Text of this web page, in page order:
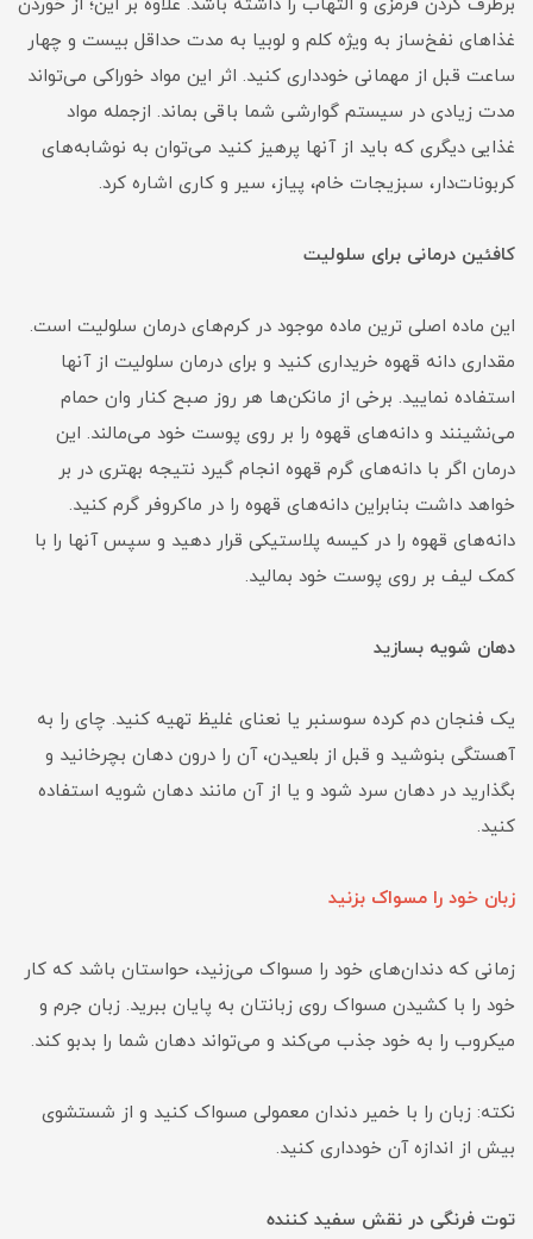
برطرف کردن قرمزی و التهاب را داشته باشد. علاوه بر این؛ از خوردن
غذاهای نفخ‌ساز به ویژه کلم و لوبیا به مدت حداقل بیست و چهار
ساعت قبل از مهمانی خودداری کنید. اثر این مواد خوراکی می‌تواند
مدت زیادی در سیستم گوارشی شما باقی بماند. ازجمله مواد
غذایی دیگری که باید از آنها پرهیز کنید می‌توان به نوشابه‌های
کربونات‌دار، سبزیجات خام، پیاز، سیر و کاری اشاره کرد.
کافئین درمانی برای سلولیت
این ماده اصلی ترین ماده موجود در کرم‌های درمان سلولیت است.
مقداری دانه قهوه خریداری کنید و برای درمان سلولیت از آنها
استفاده نمایید. برخی از مانکن‌ها هر روز صبح کنار وان حمام
می‌نشینند و دانه‌های قهوه را بر روی پوست خود می‌مالند. این
درمان اگر با دانه‌های گرم قهوه انجام گیرد نتیجه بهتری در بر
خواهد داشت بنابراین دانه‌های قهوه را در ماکروفر گرم کنید.
دانه‌های قهوه را در کیسه پلاستیکی قرار دهید و سپس آنها را با
کمک لیف بر روی پوست خود بمالید.
دهان شویه بسازید
یک فنجان دم کرده سوسنبر یا نعنای غلیظ تهیه کنید. چای را به
آهستگی بنوشید و قبل از بلعیدن، آن را درون دهان بچرخانید و
بگذارید در دهان سرد شود و یا از آن مانند دهان شویه استفاده
کنید.
زبان خود را مسواک بزنید
زمانی که دندان‌های خود را مسواک می‌زنید، حواستان باشد که کار
خود را با کشیدن مسواک روی زبانتان به پایان ببرید. زبان جرم و
میکروب را به خود جذب می‌کند و می‌تواند دهان شما را بدبو کند.
نکته: زبان را با خمیر دندان معمولی مسواک کنید و از شستشوی
بیش از اندازه آن خودداری کنید.
توت فرنگی در نقش سفید کننده